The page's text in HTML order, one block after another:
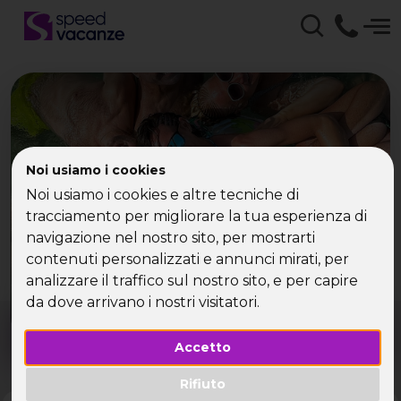
Noi usiamo i cookies
Noi usiamo i cookies e altre tecniche di
tracciamento per migliorare la tua esperienza di
navigazione nel nostro sito, per mostrarti
contenuti personalizzati e annunci mirati, per
analizzare il traffico sul nostro sito, e per capire
da dove arrivano i nostri visitatori.
Accetto
Rifiuto
Che tipo di vacanza
cerchi?
Scegli la tua destinazione tra le diverse proposte
di Speed Vacanze®
Tutto l'anno